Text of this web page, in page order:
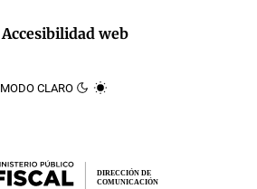
Accesibilidad web
MODO CLARO
DIRECCIÓN DE
COMUNICACIÓN